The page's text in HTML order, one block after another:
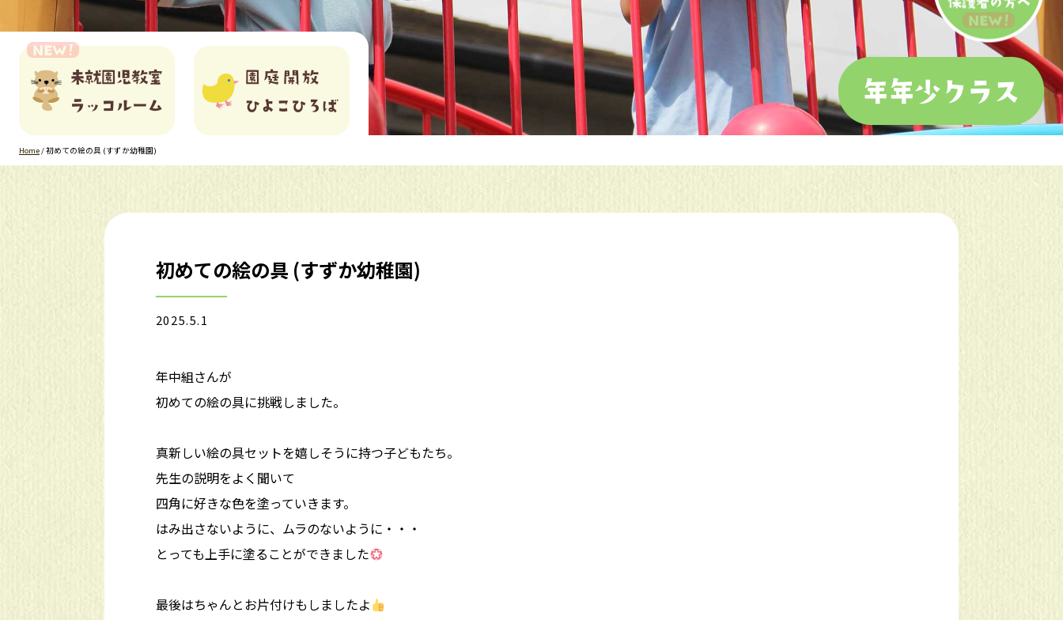
Home/初めての絵の具 (すずか幼稚園)
初めての絵の具 (すずか幼稚園)
2025.5.1
年中組さんが
初めての絵の具に挑戦しました。
真新しい絵の具セットを嬉しそうに持つ子どもたち。
先生の説明をよく聞いて
四角に好きな色を塗っていきます。
はみ出さないように、ムラのないように・・・
とっても上手に塗ることができました
最後はちゃんとお片付けもしましたよ